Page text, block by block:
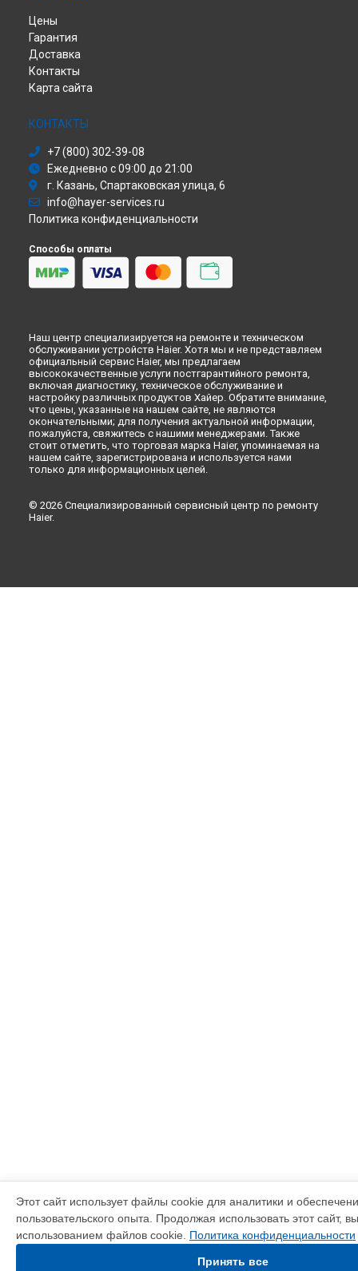
Цены
Гарантия
Доставка
Контакты
Карта сайта
КОНТАКТЫ
+7 (800) 302-39-08
Ежедневно с 09:00 до 21:00
г. Казань, Спартаковская улица, 6
info@hayer-services.ru
Политика конфиденциальности
Способы оплаты
Наш центр специализируется на ремонте и техническом
обслуживании устройств Haier. Хотя мы и не представляем
официальный сервис Haier, мы предлагаем
высококачественные услуги постгарантийного ремонта,
включая диагностику, техническое обслуживание и
настройку различных продуктов Хайер. Обратите внимание,
что цены, указанные на нашем сайте, не являются
окончательными; для получения актуальной информации,
пожалуйста, свяжитесь с нашими менеджерами. Также
стоит отметить, что торговая марка Haier, упоминаемая на
нашем сайте, зарегистрирована и используется нами
только для информационных целей.
© 2026 Специализированный сервисный центр по ремонту
Haier.
Этот сайт использует файлы cookie для аналитики и
пользовательского опыта. Продолжая использовать этот сайт,
использованием файлов cookie. Политика конфиденциальности
Принять все